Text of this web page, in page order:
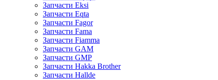
Запчасти Eksi
Запчасти Eqta
Запчасти Fagor
Запчасти Fama
Запчасти Fiamma
Запчасти GAM
Запчасти GMP
Запчасти Hakka Brother
Запчасти Hallde